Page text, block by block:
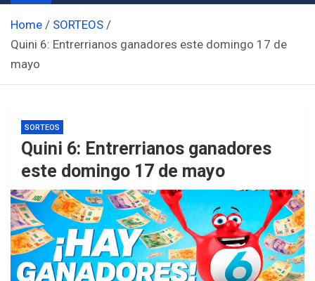
Home
SORTEOS
Quini 6: Entrerrianos ganadores este domingo 17 de
mayo
SORTEOS
Quini 6: Entrerrianos ganadores
este domingo 17 de mayo